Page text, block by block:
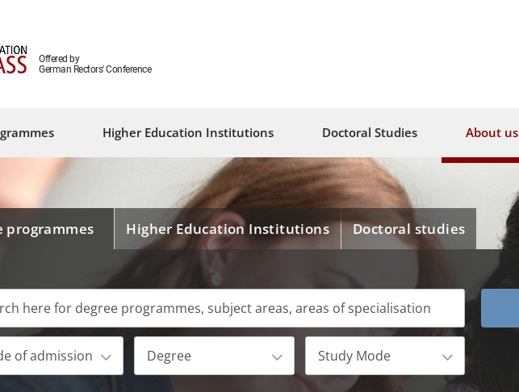
Offered by
German Rectors' Conference
Higher Education Institutions Doctoral Studies About us
programmes Higher Education Institutions Doctoral studies
of admission Degree Study Mode